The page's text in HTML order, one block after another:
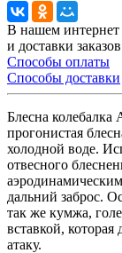
В нашем интернет
и доставки заказов
Способы оплаты
Способы доставки
Блесна колебалка
прогонистая
холодной воде.
отвесного
дальний заброс.
так же кумжа,
вставкой,
атаку.